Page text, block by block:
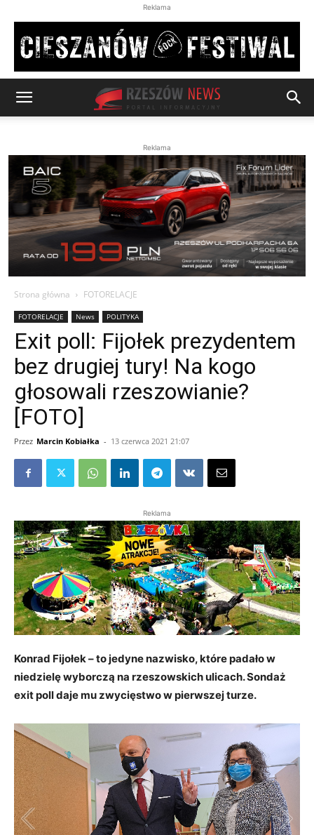
Reklama
Reklama
Strona główna FOTORELACJE
FOTORELACJE News POLITYKA
Exit poll: Fijołek prezydentem
bez drugiej tury! Na kogo
głosowali rzeszowianie?
[FOTO]
Przez Marcin Kobiałka - 13 czerwca 2021 21:07
Reklama
Konrad Fijołek – to jedyne nazwisko, które padało w
niedzielę wyborczą na rzeszowskich ulicach. Sondaż
exit poll daje mu zwycięstwo w pierwszej turze.